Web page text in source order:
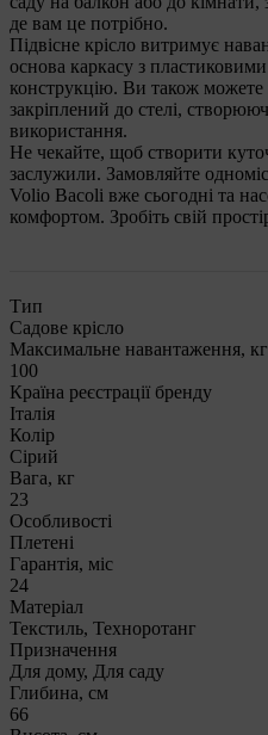
де вам це потрібно.
Підвісне крісло витримує
основа каркасу з пластиковими
конструкцію. Ви також можете
закріплений до стелі,
використання.
Не чекайте, щоб створити
заслужили. Замовляйте
Volio Bacoli вже сьогодні та
комфортом. Зробіть свій
Тип
Садове крісло
Максимальне навантаження, кг
100
Країна реєстрації бренду
Італія
Колір
Сірий
Вага, кг
23
Особливості
Плетені
Гарантія, міс
24
Матеріал
Текстиль, Техноротанг
Призначення
Для дому, Для саду
Глибина, см
66